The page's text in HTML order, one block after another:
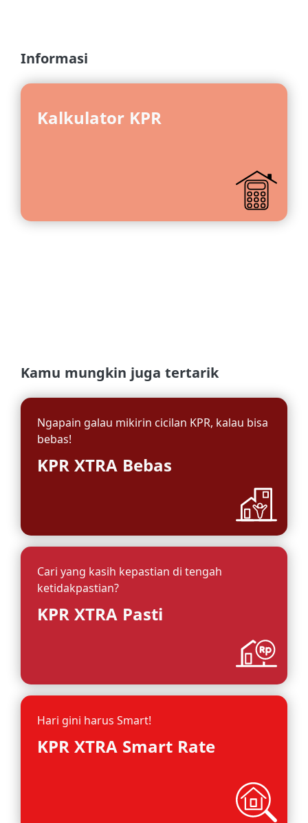
Informasi
Kalkulator KPR
Kamu mungkin juga tertarik
Ngapain galau mikirin cicilan KPR, kalau bisa
bebas!
KPR XTRA Bebas
Cari yang kasih kepastian di tengah
ketidakpastian?
KPR XTRA Pasti
Hari gini harus Smart!
KPR XTRA Smart Rate